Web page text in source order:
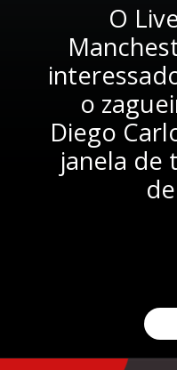
O
o
Diego
janela de